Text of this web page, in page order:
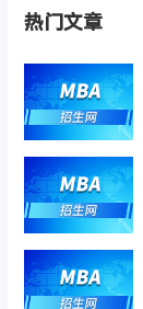
热门文章